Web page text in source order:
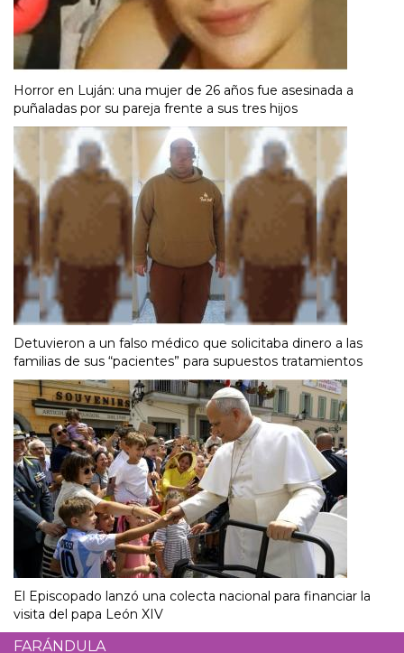
Horror en Luján: una mujer de 26 años fue asesinada a
puñaladas por su pareja frente a sus tres hijos
Detuvieron a un falso médico que solicitaba dinero a las
familias de sus “pacientes” para supuestos tratamientos
El Episcopado lanzó una colecta nacional para financiar la
visita del papa León XIV
FARÁNDULA